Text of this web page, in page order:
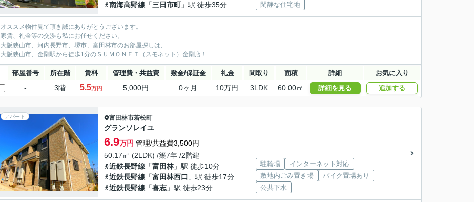
南海高野線 「三日市町」駅 徒歩35分
閑静な住宅地
オススメ物件見て頂き誠にありがとうございます。
家賃、礼金等の交渉も私にお任せください。
大阪狭山市、河内長野市、堺市、富田林市のお部屋探しは、
大阪狭山市、金剛駅から徒歩1分のＳＵＭＯＮＥＴ（スモネット）金剛店！
部屋番号 所在階 賃料 管理費・共益費 敷金/保証金 礼金 間取り 面積 詳細 お気に入り
- 3階 5.5万円 5,000円 0ヶ月 10万円 3LDK 60.00㎡ 詳細を見る 追加する
アパート 富田林市若松町
グランソレイユ
6.9万円 管理/共益費3,500円
50.17㎡ (2LDK) /築7年 /2階建
近鉄長野線 「富田林」駅 徒歩10分
近鉄長野線 「富田林西口 」駅 徒歩17分
近鉄長野線 「喜志 」駅 徒歩23分
駐輪場
インターネット対応
敷地内ごみ置き場
バイク置場あり
公共下水